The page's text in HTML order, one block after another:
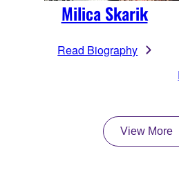
Milica Skarik
Read Biography
View More